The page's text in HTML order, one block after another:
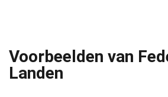
Voorbeelden van
Landen